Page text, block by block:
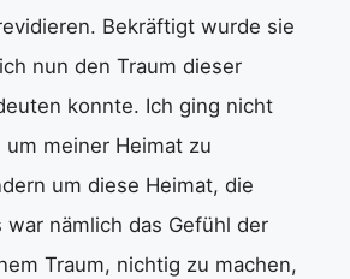
Bekräftigt wurde sie
nun den Traum dieser
konnte. Ich ging nicht
um meiner Heimat zu
um diese Heimat, die
war nämlich das Gefühl der
Traum, nichtig zu machen,